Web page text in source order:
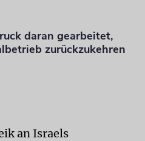
daran gearbeitet,
zurückzukehren
an Israels